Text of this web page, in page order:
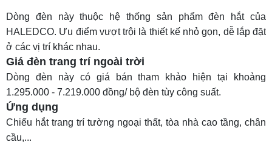
Dòng đèn này thuộc hệ thống sản phẩmđèn hắtcủa
HALEDCO. Ưu điểm vượt trội là thiết kế nhỏ gọn, dễ lắp đặt
ở các vị trí khác nhau.
Giá đèn trang trí ngoài trời
Dòng đèn này có giá bán tham khảo hiện tại khoảng
1.295.000 - 7.219.000 đồng/ bộ đèn tùy công suất.
Ứng dụng
Chiếu hắt trang trí tường ngoại thất, tòa nhà cao tầng, chân
cầu,...